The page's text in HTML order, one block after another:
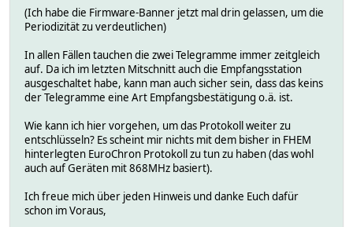
omAA00000000000035
omAA000000001FFF35
V 1.26.01 a-culfw Build: private build (unknown) CUBe (F-
omAC4AB69AA035
omAA00000000000035
V 1.26.01 a-culfw Build: private build (unknown) CUBe (F-
omAA03FF8000001F35
omAA000000007FFF35
V 1.26.01 a-culfw Build: private build (unknown) CUBe (F-
omAA00000000000035
omAA000000001FFF35
V 1.26.01 a-culfw Build: private build (unknown) CUBe (F-
omAA00000000FFFF35
V 1.26.01 a-culfw Build: private build (unknown) CUBe (F-
omAA00000000000035
(Ich habe die Firmware-Banner jetzt mal drin gelassen, um die
Periodizität zu verdeutlichen)
In allen Fällen tauchen die zwei Telegramme immer zeitgleich
auf. Da ich im letzten Mitschnitt auch die Empfangsstation
ausgeschaltet habe, kann man auch sicher sein, dass das keins
der Telegramme eine Art Empfangsbestätigung o.ä. ist.
Wie kann ich hier vorgehen, um das Protokoll weiter zu
entschlüsseln? Es scheint mir nichts mit dem bisher in FHEM
hinterlegten EuroChron Protokoll zu tun zu haben (das wohl
auch auf Geräten mit 868MHz basiert).
Ich freue mich über jeden Hinweis und danke Euch dafür
schon im Voraus,